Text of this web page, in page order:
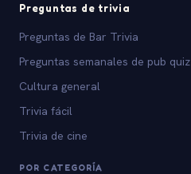
Preguntas de trivia
Preguntas de Bar Trivia
Preguntas semanales de pub quiz
Cultura general
Trivia fácil
Trivia de cine
POR CATEGORÍA